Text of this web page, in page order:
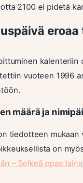
2100 ei pidetä
kalenteriin
vuoteen 1996
määrä ja
tiedotteen mukaan
on
– Selkeä opas